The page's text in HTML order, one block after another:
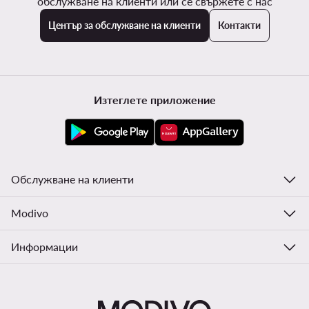
Център за обслужване на клиенти Контакти
Изтеглете приложение
Обслужване на клиенти
Modivo
Информации